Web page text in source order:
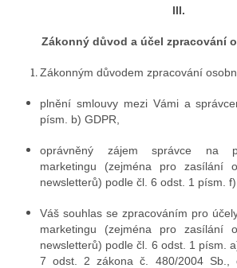
III.
Zákonný důvod a účel zpracování
Zákonným důvodem zpracování
plnění smlouvy mezi Vámi a
písm. b) GDPR,
oprávněný zájem správce na
marketingu (zejména pro zasílání
newsletterů) podle čl. 6 odst. 1 písm. f)
Váš souhlas se zpracováním pro
marketingu (zejména pro zasílání
newsletterů) podle čl. 6 odst. 1 písm.
7 odst. 2 zákona č. 480/2004 Sb.,